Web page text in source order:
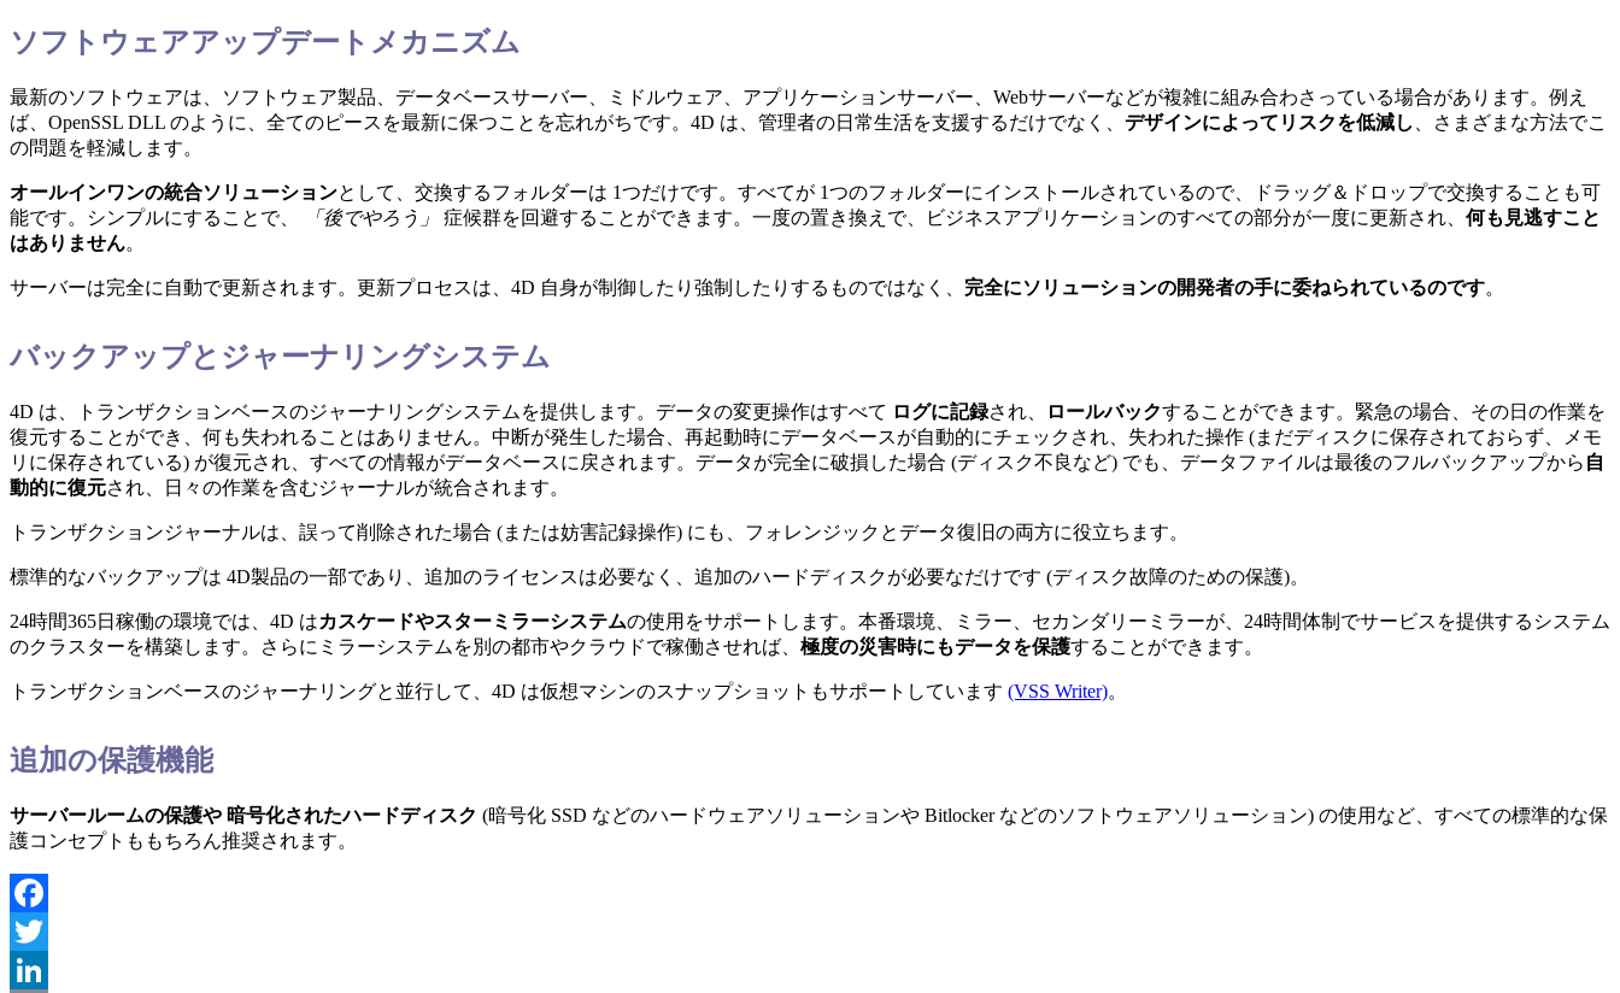
ソフトウェアアップデートメカニズム
最新のソフトウェアは、ソフトウェア製品、データベースサーバー、ミドルウェア、アプリケーションサーバー、Webサーバーなどが複雑に組み合わさっている場合があります。例え
ば、OpenSSL DLL のように、全てのピースを最新に保つことを忘れがちです。4D は、管理者の日常生活を支援するだけでなく、 デザインによってリスクを低減し
、さまざまな方法でこ
の問題を軽減します。
オールインワンの統合ソリューションとして、交換するフォルダーは 1つだけです。すべてが 1つのフォルダーにインストールされているので、ドラッグ＆ドロップで交換することも可
能です。シンプルにすることで、
「後でやろう」 症候群を回避することができます。一度の置き換えで、ビジネスアプリケーションのすべての部分が一度に更新され、 何も見逃すこと
はありません。
サーバーは完全に自動で更新されます。更新プロセスは、4D 自身が制御したり強制したりするものではなく、 完全にソリューションの開発者の手に委ねられているのです。
バックアップとジャーナリングシステム
4D は、トランザクションベースのジャーナリングシステムを提供します。データの変更操作はすべて ログに記録され、 ロールバックすることができます。緊急の場合、その日の作業を
復元することができ、何も失われることはありません。中断が発生した場合、再起動時にデータベースが自動的にチェックされ、失われた操作 (まだディスクに保存されておらず、メモ
リに保存されている) が復元され、すべての情報がデータベースに戻されます。データが完全に破損した場合 (ディスク不良など) でも、データファイルは最後のフルバックアップから 自
動的に復元され、日々の作業を含むジャーナルが統合されます。
トランザクションジャーナルは、誤って削除された場合 (または妨害記録操作) にも、フォレンジックとデータ復旧の両方に役立ちます。
標準的なバックアップは 4D製品の一部であり、追加のライセンスは必要なく、追加のハードディスクが必要なだけです (ディスク故障のための保護)。
24時間365日稼働の環境では、4D はカスケードやスターミラーシステムの使用をサポートします。本番環境、ミラー、セカンダリーミラーが、24時間体制でサービスを提供するシステム
のクラスターを構築します。さらにミラーシステムを別の都市やクラウドで稼働させれば、 極度の災害時にもデータを保護することができます。
トランザクションベースのジャーナリングと並行して、4D は仮想マシンのスナップショットもサポートしています (VSS Writer)。
追加の保護機能
サーバールームの保護や 暗号化されたハードディスク (暗号化 SSD などのハードウェアソリューションや Bitlocker などのソフトウェアソリューション) の使用など、すべての標準的な保
護コンセプトももちろん推奨されます。
Facebook
Twitter